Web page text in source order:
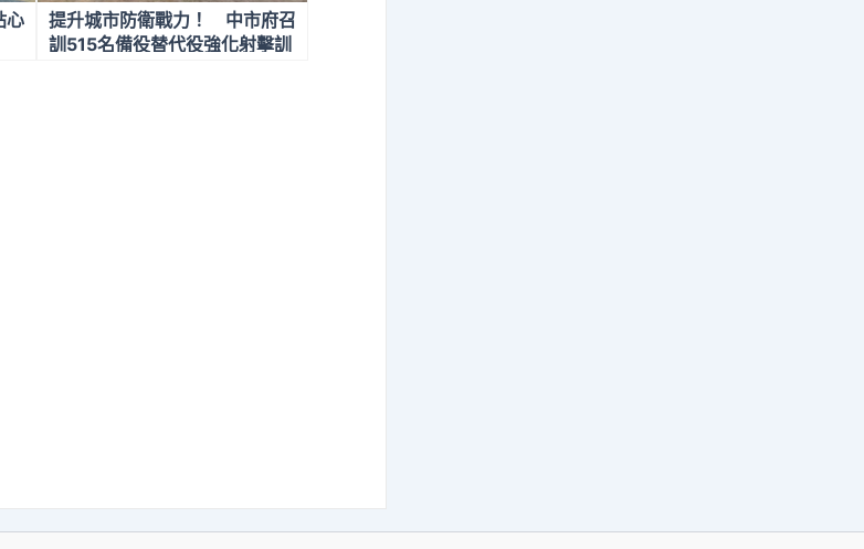
心
提升城市防衛戰力！ 中市府召
訓515名備役替代役強化射擊訓